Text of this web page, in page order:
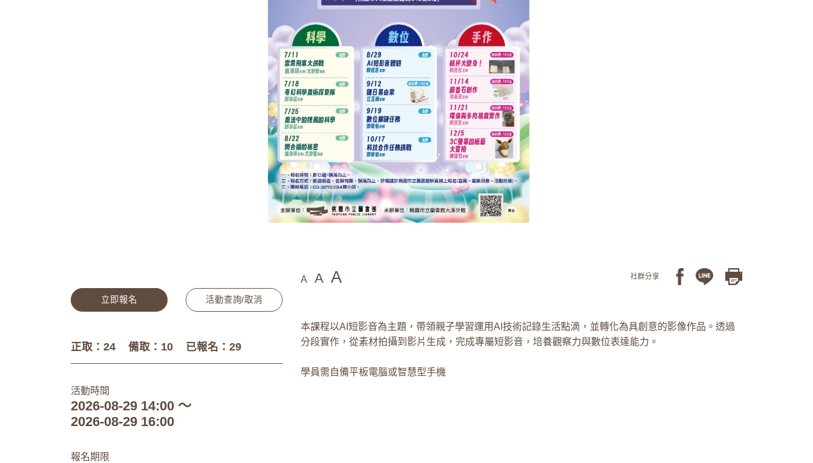
立即報名 活動查詢/取消
正取：24 備取：10 已報名：29
活動時間
2026-08-29 14:00 ～
2026-08-29 16:00
報名期限
A A A 社群分享
本課程以AI短影音為主題，帶領親子學習運用AI技術記錄生活點滴，並轉化為具創意的影像作品。透過
分段實作，從素材拍攝到影片生成，完成專屬短影音，培養觀察力與數位表達能力。
學員需自備平板電腦或智慧型手機